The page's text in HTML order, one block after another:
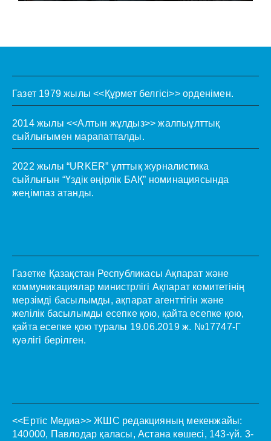
Газет 1979 жылы <<Құрмет белгісі>> орденімен.
2014 жылы <<Алтын жұлдыз>> жалпыұлттық
сыйлығымен марапатталды.
2022 жылы “URKER” ұлттық журналистика
сыйлығын “Үздік өңірлік БАҚ” номинациясында
жеңімпаз атанды.
Газетке Қазақстан Республикасы Ақпарат және
коммуникациялар министрлігі Ақпарат комитетінің
мерзімді басылымды, ақпарат агенттігін және
желілік басылымды есепке қою, қайта есепке қою,
қайта есепке қою туралы 19.06.2019 ж. №17747-Г
куәлігі берілген.
<<Ертіс Медиа>> ЖШС редакцияның мекенжайы:
140000, Павлодар қаласы, Астана көшесі, 143-үй. 3-